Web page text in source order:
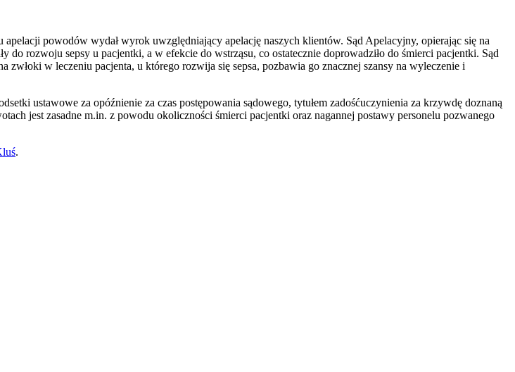
powodów wydał wyrok uwzględniający apelację naszych klientów. Sąd Apelacyjny, opierając się na
do rozwoju sepsy u pacjentki, a w efekcie do wstrząsu, co ostatecznie doprowadziło do śmierci pacjentki. Sąd
w leczeniu pacjenta, u którego rozwija się sepsa, pozbawia go znacznej szansy na wyleczenie i
ustawowe za opóźnienie za czas postępowania sądowego, tytułem zadośćuczynienia za krzywdę doznaną
jest zasadne m.in. z powodu okoliczności śmierci pacjentki oraz nagannej postawy personelu pozwanego
.